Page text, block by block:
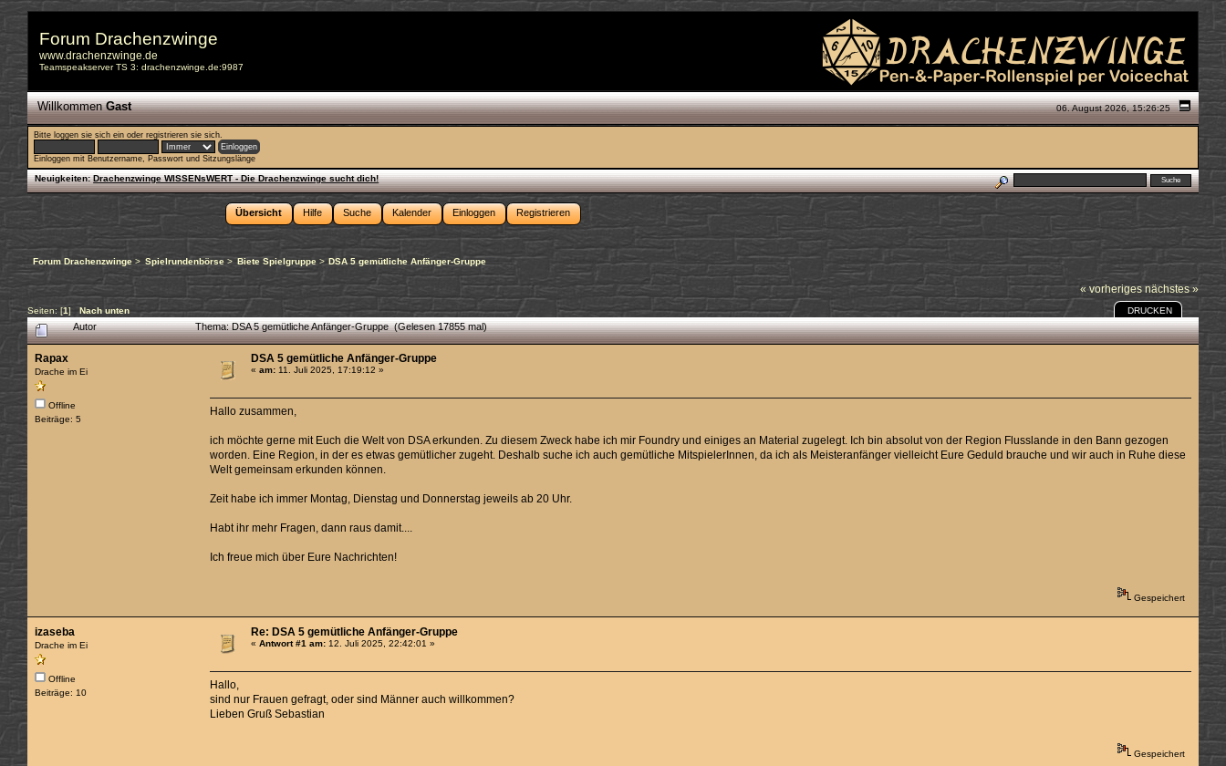
Forum Drachenzwinge
www.drachenzwinge.de
Teamspeakserver TS 3: drachenzwinge.de:9987
06. August 2026, 15:26:25
WillkommenGast
Bitte loggen sie sich ein oderregistrieren sie sich.
Einloggen mit Benutzername, Passwort und Sitzungslänge
Neuigkeiten: Drachenzwinge WISSENsWERT - Die Drachenzwinge sucht dich!
Übersicht Hilfe Suche Kalender Einloggen Registrieren
Forum Drachenzwinge > Spielrundenbörse> Biete Spielgruppe> DSA 5 gemütliche Anfänger-Gruppe
« vorheriges nächstes »
Seiten: [1] Nach unten DRUCKEN
Autor Thema: DSA 5 gemütliche Anfänger-Gruppe (Gelesen 17855 mal)
Rapax
Drache im Ei
Offline
Beiträge: 5
DSA 5 gemütliche Anfänger-Gruppe
«am: 11. Juli 2025, 17:19:12 »
Hallo zusammen,
ich möchte gerne mit Euch die Welt von DSA erkunden. Zu diesem Zweck habe ich mir Foundry und einiges an Material zugelegt. Ich bin absolut von der Region Flusslande in den Bann gezogen
worden. Eine Region, in der es etwas gemütlicher zugeht. Deshalb suche ich auch gemütliche MitspielerInnen, da ich als Meisteranfänger vielleicht Eure Geduld brauche und wir auch in Ruhe diese
Welt gemeinsam erkunden können.
Zeit habe ich immer Montag, Dienstag und Donnerstag jeweils ab 20 Uhr.
Habt ihr mehr Fragen, dann raus damit....
Ich freue mich über Eure Nachrichten!
Gespeichert
izaseba
Drache im Ei
Offline
Beiträge: 10
Re: DSA 5 gemütliche Anfänger-Gruppe
«Antwort #1 am: 12. Juli 2025, 22:42:01 »
Hallo,
sind nur Frauen gefragt, oder sind Männer auch willkommen?
Lieben Gruß Sebastian
Gespeichert